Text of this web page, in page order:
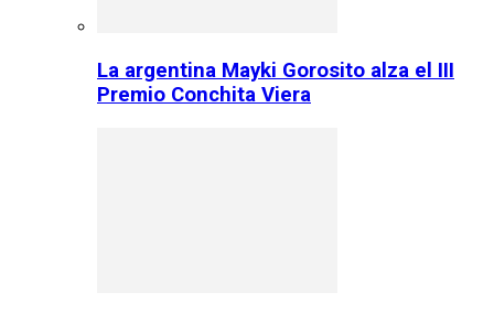
La argentina Mayki Gorosito alza el III
Premio Conchita Viera